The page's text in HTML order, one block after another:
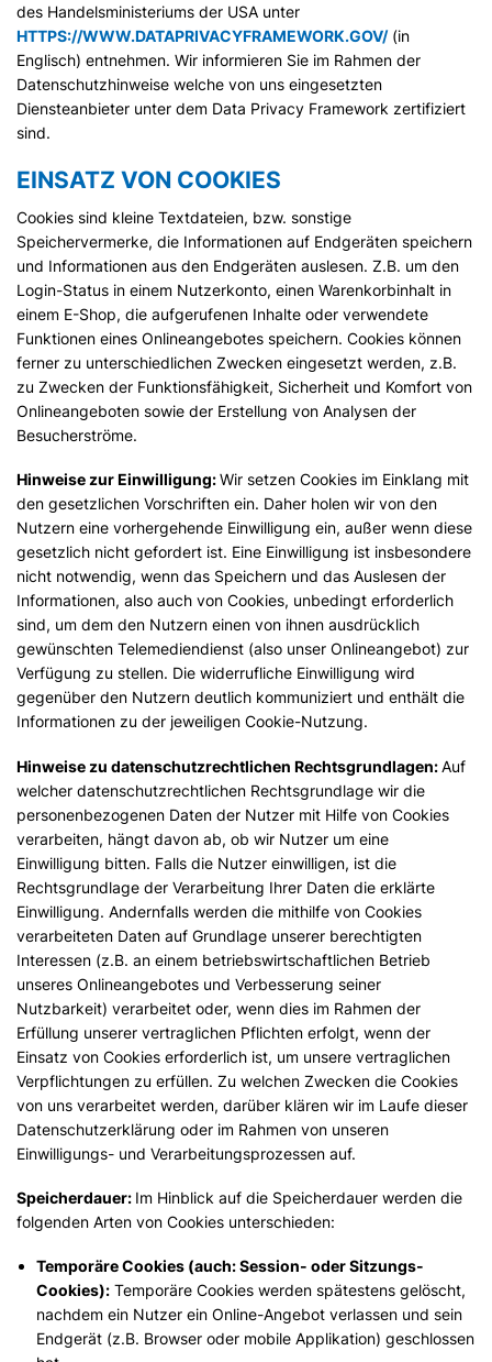
des Handelsministeriums der USA unter
HTTPS://WWW.DATAPRIVACYFRAMEWORK.GOV/(in
Englisch) entnehmen. Wir informieren Sie im Rahmen der
Datenschutzhinweise welche von uns eingesetzten
Diensteanbieter unter dem Data Privacy Framework zertifiziert
sind.
EINSATZ VON COOKIES
Cookies sind kleine Textdateien, bzw. sonstige
Speichervermerke, die Informationen auf Endgeräten speichern
und Informationen aus den Endgeräten auslesen. Z.B. um den
Login-Status in einem Nutzerkonto, einen Warenkorbinhalt in
einem E-Shop, die aufgerufenen Inhalte oder verwendete
Funktionen eines Onlineangebotes speichern. Cookies können
ferner zu unterschiedlichen Zwecken eingesetzt werden, z.B.
zu Zwecken der Funktionsfähigkeit, Sicherheit und Komfort von
Onlineangeboten sowie der Erstellung von Analysen der
Besucherströme.
Hinweise zur Einwilligung:Wir setzen Cookies im Einklang mit
den gesetzlichen Vorschriften ein. Daher holen wir von den
Nutzern eine vorhergehende Einwilligung ein, außer wenn diese
gesetzlich nicht gefordert ist. Eine Einwilligung ist insbesondere
nicht notwendig, wenn das Speichern und das Auslesen der
Informationen, also auch von Cookies, unbedingt erforderlich
sind, um dem den Nutzern einen von ihnen ausdrücklich
gewünschten Telemediendienst (also unser Onlineangebot) zur
Verfügung zu stellen. Die widerrufliche Einwilligung wird
gegenüber den Nutzern deutlich kommuniziert und enthält die
Informationen zu der jeweiligen Cookie-Nutzung.
Hinweise zu datenschutzrechtlichen Rechtsgrundlagen:Auf
welcher datenschutzrechtlichen Rechtsgrundlage wir die
personenbezogenen Daten der Nutzer mit Hilfe von Cookies
verarbeiten, hängt davon ab, ob wir Nutzer um eine
Einwilligung bitten. Falls die Nutzer einwilligen, ist die
Rechtsgrundlage der Verarbeitung Ihrer Daten die erklärte
Einwilligung. Andernfalls werden die mithilfe von Cookies
verarbeiteten Daten auf Grundlage unserer berechtigten
Interessen (z.B. an einem betriebswirtschaftlichen Betrieb
unseres Onlineangebotes und Verbesserung seiner
Nutzbarkeit) verarbeitet oder, wenn dies im Rahmen der
Erfüllung unserer vertraglichen Pflichten erfolgt, wenn der
Einsatz von Cookies erforderlich ist, um unsere vertraglichen
Verpflichtungen zu erfüllen. Zu welchen Zwecken die Cookies
von uns verarbeitet werden, darüber klären wir im Laufe dieser
Datenschutzerklärung oder im Rahmen von unseren
Einwilligungs- und Verarbeitungsprozessen auf.
Speicherdauer: Im Hinblick auf die Speicherdauer werden die
folgenden Arten von Cookies unterschieden:
Temporäre Cookies (auch: Session- oder Sitzungs-
Cookies):Temporäre Cookies werden spätestens gelöscht,
nachdem ein Nutzer ein Online-Angebot verlassen und sein
Endgerät (z.B. Browser oder mobile Applikation) geschlossen